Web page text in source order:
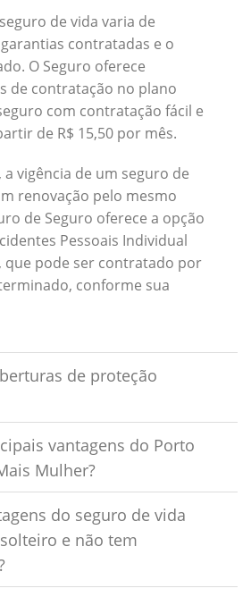
de vida varia de
contratadas e o
O Seguro oferece
de contratação no plano
com contratação fácil e
de R$ 15,50 por mês.
vigência de um seguro de
renovação pelo mesmo
de Seguro oferece a opção
Pessoais Individual
que pode ser contratado por
conforme sua
de proteção
vantagens do Porto
Mulher?
do seguro de vida
e não tem